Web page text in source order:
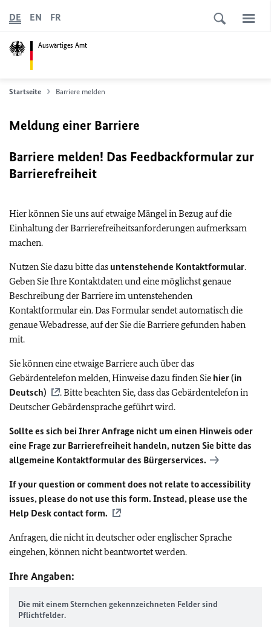
Auswärtiges Amt
DE EN FR
Startseite Barriere melden
Meldung einer Barriere
Barriere melden! Das Feedbackformular zur
Barrierefreiheit
Hier können Sie uns auf etwaige Mängel in Bezug auf die
Einhaltung der Barrierefreiheitsanforderungen aufmerksam
machen.
Nutzen Sie dazu bitte das untenstehende Kontaktformular.
Geben Sie Ihre Kontaktdaten und eine möglichst genaue
Beschreibung der Barriere im untenstehenden
Kontaktformular ein. Das Formular sendet automatisch die
genaue Webadresse, auf der Sie die Barriere gefunden haben
mit.
Sie können eine etwaige Barriere auch über das
Gebärdentelefon melden, Hinweise dazu finden Sie hier (in
Deutsch)
. Bitte beachten Sie, dass das Gebärdentelefon in
Deutscher Gebärdensprache geführt wird.
Sollte es sich bei Ihrer Anfrage nicht um einen Hinweis oder
eine Frage zur Barrierefreiheit handeln, nutzen Sie bitte das
allgemeine Kontaktformular des Bürgerservices.
If your question or comment does not relate to accessibility
issues, please do not use this form. Instead, please use the
Help Desk contact form.
Anfragen, die nicht in deutscher oder englischer Sprache
eingehen, können nicht beantwortet werden.
Ihre Angaben:
Die mit einem Sternchen gekennzeichneten Felder sind
Pflichtfelder.